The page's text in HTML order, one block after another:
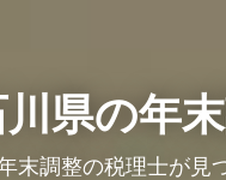
県の年
末調整の税理士が見